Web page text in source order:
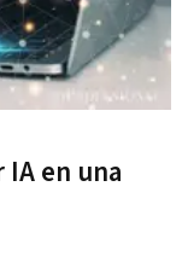
en una